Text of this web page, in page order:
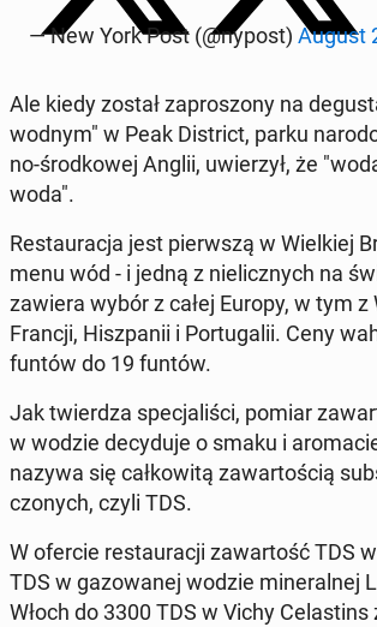
— New York Post (@nypost) August
Ale kiedy został za­pro­szo­ny na
wodnym" w Peak Di­strict, parku
no-środ­ko­wej Anglii, uwie­rzył, że
woda".
Re­stau­ra­cja jest pierw­szą w Wiel­kiej
menu wód - i jedną z nie­licz­nych na
zawiera wybór z całej Europy, w tym z
Francji, Hisz­pa­nii i Por­tu­ga­lii. Ceny
funtów do 19 funtów.
Jak twier­dza spe­cja­li­ści, pomiar
w wodzie de­cy­du­je o smaku i
nazywa się cał­ko­wi­tą za­war­to­ścią
czo­nych, czyli TDS.
W ofercie re­stau­ra­cji za­war­tość TDS
TDS w ga­zo­wa­nej wodzie mi­ne­ral­nej
Włoch do 3300 TDS w Vichy Ce­la­stins